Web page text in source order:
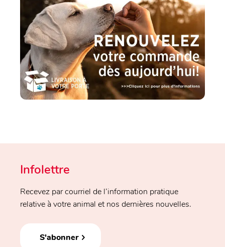
Infolettre
Recevez par courriel de l’information pratique
relative à votre animal et nos dernières nouvelles.
S'abonner